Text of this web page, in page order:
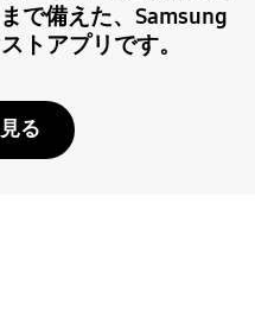
で備えた、Samsung
トアプリです。
る